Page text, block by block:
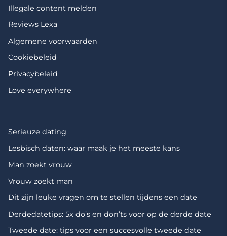
Illegale content melden
Reviews Lexa
Algemene voorwaarden
Cookiebeleid
Privacybeleid
Love everywhere
Serieuze dating
Lesbisch daten: waar maak je het meeste kans
Man zoekt vrouw
Vrouw zoekt man
Dit zijn leuke vragen om te stellen tijdens een date
Derdedatetips: 5x do’s en don’ts voor op de derde date
Tweede date: tips voor een succesvolle tweede date